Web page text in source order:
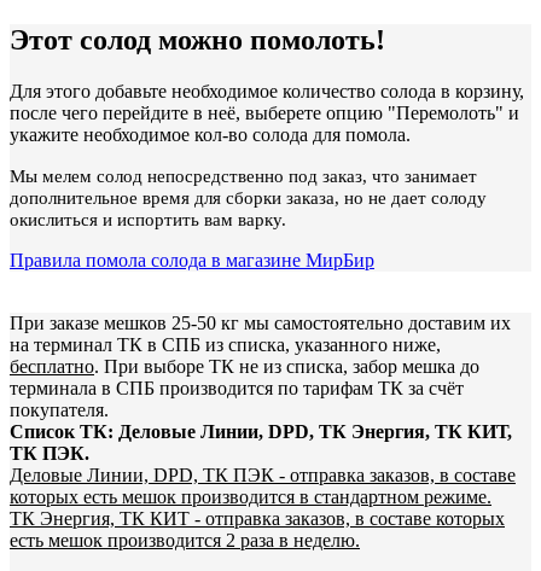
Этот солод можно помолоть!
Для этого добавьте необходимое количество солода в корзину,
после чего перейдите в неё, выберете опцию "Перемолоть" и
укажите необходимое кол-во солода для помола.
Мы мелем солод непосредственно под заказ, что занимает
дополнительное время для сборки заказа, но не дает солоду
окислиться и испортить вам варку.
Правила помола солода в магазине МирБир
При заказе мешков 25-50 кг мы самостоятельно доставим их
на терминал ТК в СПБ из списка, указанного ниже,
бесплатно. При выборе ТК не из списка, забор мешка до
терминала в СПБ производится по тарифам ТК за счёт
покупателя.
Список ТК: Деловые Линии, DPD, ТК Энергия, ТК КИТ,
ТК ПЭК.
Деловые Линии, DPD, ТК ПЭК - отправка заказов, в составе
которых есть мешок производится в стандартном режиме.
ТК Энергия, ТК КИТ - отправка заказов, в составе которых
есть мешок производится 2 раза в неделю.